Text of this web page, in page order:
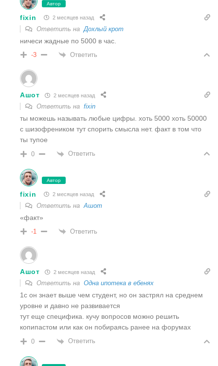
Автор
fixin 2 месяцев назад
Ответить на Дохлый крот
ничеси жадные по 5000 в час.
-3 Ответить
Ашот 2 месяцев назад
Ответить на fixin
ты можешь называть любые цифры. хоть 5000 хоть 50000
с шизофреником тут спорить смысла нет. факт в том что
ты тупое
0 Ответить
Автор
fixin 2 месяцев назад
Ответить на Ашот
«факт»
-1 Ответить
Ашот 2 месяцев назад
Ответить на Одна ипотека в ебенях
1с он знает выше чем студент, но он застрял на среднем
уровне и давно не развивается
тут еще специфика. кучу вопросов можно решить
копипастом или как он побираясь ранее на форумах
0 Ответить